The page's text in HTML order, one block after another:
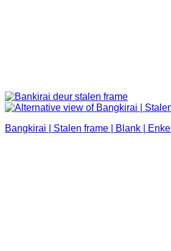
Bangkirai | Stalen frame | Blank | Enkel